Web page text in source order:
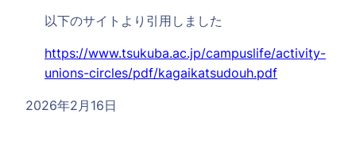
以下のサイトより引用しました
https://www.tsukuba.ac.jp/campuslife/activity-
unions-circles/pdf/kagaikatsudouh.pdf
2026年2月16日